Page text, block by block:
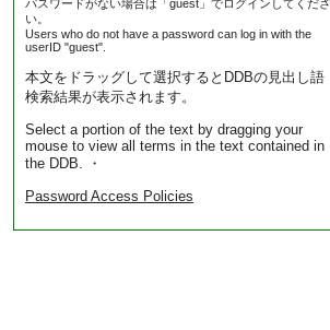
パスワードがない場合は「guest」でログインしてくださ
い。
Users who do not have a password can log in with the
userID "guest".
本文をドラッグして選択するとDDBの見出し語
検索結果が表示されます。
Select a portion of the text by dragging your
mouse to view all terms in the text contained in
the DDB. ・
Password Access Policies